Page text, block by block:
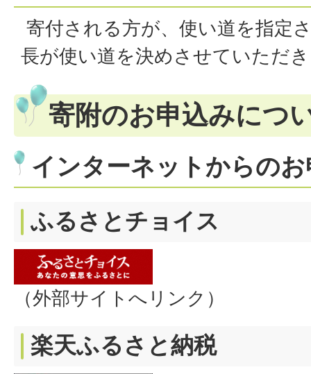
寄付される方が、使い道を指定
長が使い道を決めさせていただ
寄附のお申込みにつ
インターネットからの
ふるさとチョイス
（外部サイトへリンク）
楽天ふるさと納税